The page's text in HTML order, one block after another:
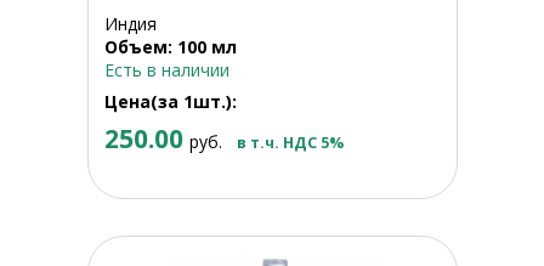
Индия
Объем: 100 мл
Есть в наличии
Цена(за 1шт.):
250.00 руб. в т.ч. НДС 5%